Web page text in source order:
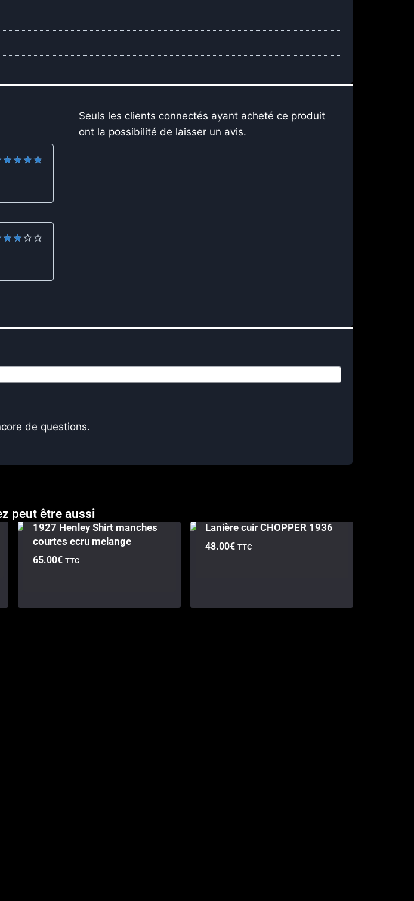
Seuls les clients connectés ayant acheté ce produit
ont la possibilité de laisser un avis.
de questions.
peut être aussi
1927 Henley Shirt manches
courtes ecru melange
65.00€ TTC
Lanière cuir CHOPPER 1936
48.00€ TTC